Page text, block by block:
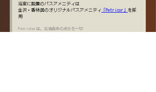
浴室に設置のバスアメニティは
金沢・香林居のオリジナルバスアメニティ 「Petricor」 を採
用
Petrichorは、石油由来の成分を一切
使っていない〈サルフェートフリー〉の